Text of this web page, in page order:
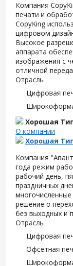
Компания
печати и
CopyKing
цифровом
Высокое
аппарата
изображения с
отличной
Отрасль
Цифровая
Хорошая
О компании
Хорошая
Компания
года режим
рабочий день,
праздничных
решение о
без выходных и
Отрасль
Цифровая
Офсетная